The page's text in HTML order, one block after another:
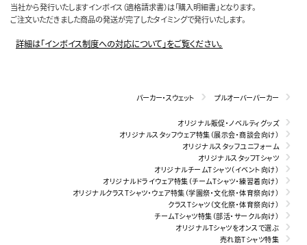
当社から発行いたしますインボイス（適格請求書）は「購入明細書」となります。
ご注文いただきました商品の発送が完了したタイミングで発行いたします。
詳細は「インボイス制度への対応について」をご覧ください。
パーカー・スウェット プルオーバーパーカー
オリジナル販促・ノベルティグッズ
オリジナルスタッフウェア特集（展示会・商談会向け）
オリジナルスタッフユニフォーム
オリジナルスタッフTシャツ
オリジナルチームTシャツ（イベント向け）
オリジナルドライウェア特集（チームTシャツ・練習着向け）
オリジナルクラスTシャツ・ウェア特集（学園祭・文化祭・体育祭向け）
クラスTシャツ（文化祭・体育祭向け）
チームTシャツ特集（部活・サークル向け）
オリジナルTシャツをオンスで選ぶ
売れ筋Tシャツ特集